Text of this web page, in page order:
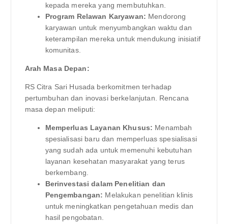
kepada mereka yang membutuhkan.
Program Relawan Karyawan: Mendorong
karyawan untuk menyumbangkan waktu dan
keterampilan mereka untuk mendukung inisiatif
komunitas.
Arah Masa Depan:
RS Citra Sari Husada berkomitmen terhadap
pertumbuhan dan inovasi berkelanjutan. Rencana
masa depan meliputi:
Memperluas Layanan Khusus: Menambah
spesialisasi baru dan memperluas spesialisasi
yang sudah ada untuk memenuhi kebutuhan
layanan kesehatan masyarakat yang terus
berkembang.
Berinvestasi dalam Penelitian dan
Pengembangan: Melakukan penelitian klinis
untuk meningkatkan pengetahuan medis dan
hasil pengobatan.